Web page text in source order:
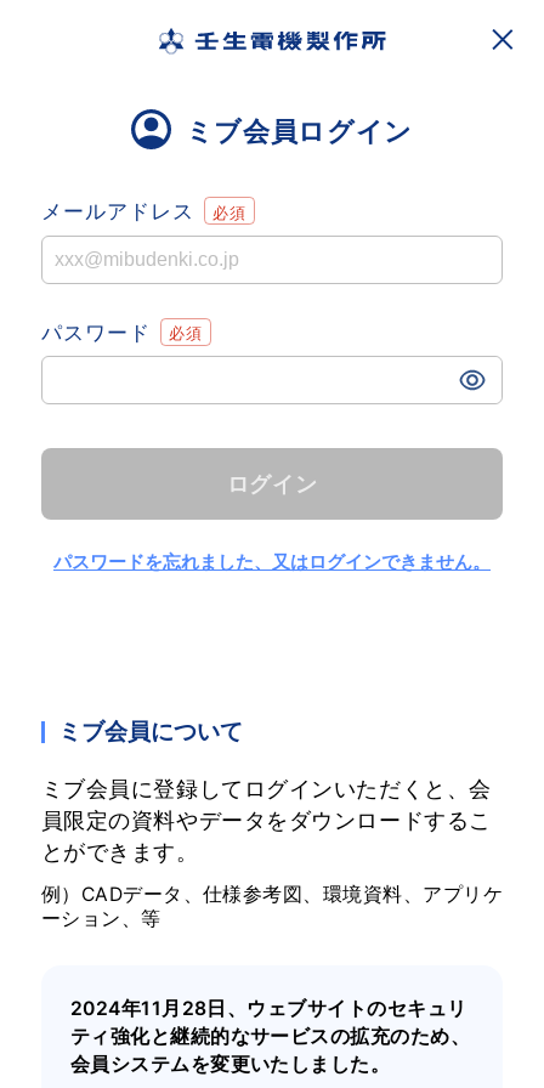
ミブ会員ログイン
メールアドレス
パスワード
ログイン
パスワードを忘れました、又はログインできません。
ミブ会員について
ミブ会員に登録してログインいただくと、会
員限定の資料やデータをダウンロードするこ
とができます。
例）CADデータ、仕様参考図、環境資料、アプリケ
ーション、等
2024年11月28日、ウェブサイトのセキュリ
ティ強化と継続的なサービスの拡充のため、
会員システムを変更いたしました。